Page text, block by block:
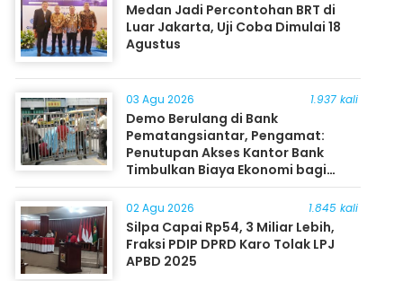
Medan Jadi Percontohan BRT di
Luar Jakarta, Uji Coba Dimulai 18
Agustus
03 Agu 2026 1.937 kali
Demo Berulang di Bank
Pematangsiantar, Pengamat:
Penutupan Akses Kantor Bank
Timbulkan Biaya Ekonomi bagi
Masyarakat
02 Agu 2026 1.845 kali
Silpa Capai Rp54, 3 Miliar Lebih,
Fraksi PDIP DPRD Karo Tolak LPJ
APBD 2025